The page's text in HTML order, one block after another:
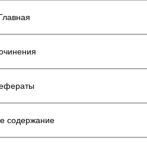
содержание